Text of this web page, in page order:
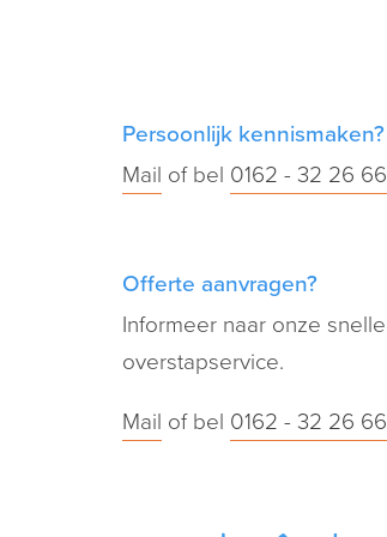
Persoonlijk kennismaken?
Mail of bel 0162 - 32 26 66
Offerte aanvragen?
Informeer naar onze snelle
overstapservice.
Mail of bel 0162 - 32 26 66